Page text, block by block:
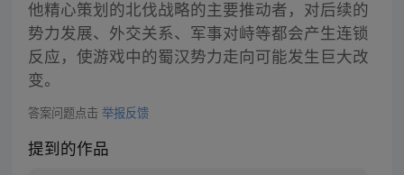
他精心策划的北伐战略的主要推动者，对后续的
势力发展、外交关系、军事对峙等都会产生连锁
反应，使游戏中的蜀汉势力走向可能发生巨大改
变。
答案问题点击 举报反馈
提到的作品